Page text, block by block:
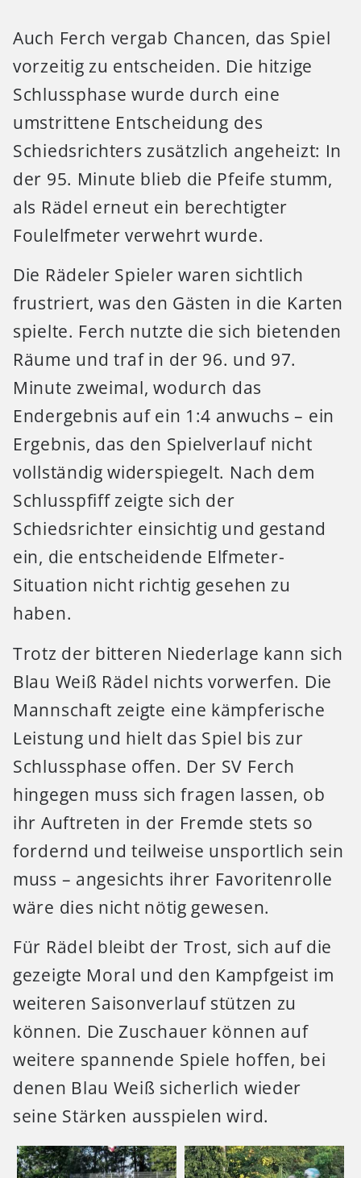
Auch Ferch vergab Chancen, das Spiel
vorzeitig zu entscheiden. Die hitzige
Schlussphase wurde durch eine
umstrittene Entscheidung des
Schiedsrichters zusätzlich angeheizt: In
der 95. Minute blieb die Pfeife stumm,
als Rädel erneut ein berechtigter
Foulelfmeter verwehrt wurde.
Die Rädeler Spieler waren sichtlich
frustriert, was den Gästen in die Karten
spielte. Ferch nutzte die sich bietenden
Räume und traf in der 96. und 97.
Minute zweimal, wodurch das
Endergebnis auf ein 1:4 anwuchs – ein
Ergebnis, das den Spielverlauf nicht
vollständig widerspiegelt. Nach dem
Schlusspfiff zeigte sich der
Schiedsrichter einsichtig und gestand
ein, die entscheidende Elfmeter-
Situation nicht richtig gesehen zu
haben.
Trotz der bitteren Niederlage kann sich
Blau Weiß Rädel nichts vorwerfen. Die
Mannschaft zeigte eine kämpferische
Leistung und hielt das Spiel bis zur
Schlussphase offen. Der SV Ferch
hingegen muss sich fragen lassen, ob
ihr Auftreten in der Fremde stets so
fordernd und teilweise unsportlich sein
muss – angesichts ihrer Favoritenrolle
wäre dies nicht nötig gewesen.
Für Rädel bleibt der Trost, sich auf die
gezeigte Moral und den Kampfgeist im
weiteren Saisonverlauf stützen zu
können. Die Zuschauer können auf
weitere spannende Spiele hoffen, bei
denen Blau Weiß sicherlich wieder
seine Stärken ausspielen wird.